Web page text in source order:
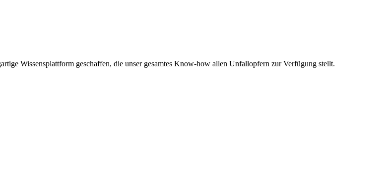
Wissensplattform geschaffen, die unser gesamtes Know-how allen Unfallopfern zur Verfügung stellt.